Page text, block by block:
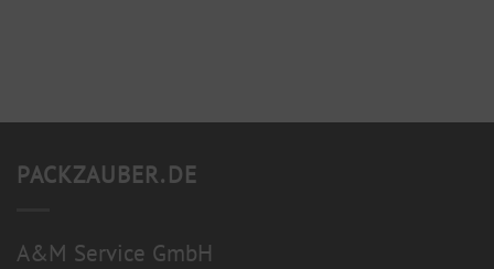
PACKZAUBER.DE
A&M Service GmbH